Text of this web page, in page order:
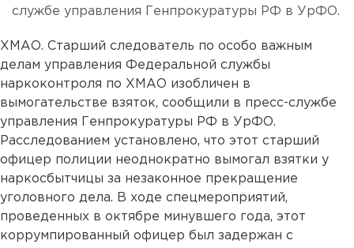
службе управления Генпрокуратуры РФ в УрФО.
ХМАО. Старший следователь по особо важным
делам управления Федеральной службы
наркоконтроля по ХМАО изобличен в
вымогательстве взяток, сообщили в пресс-службе
управления Генпрокуратуры РФ в УрФО.
Расследованием установлено, что этот старший
офицер полиции неоднократно вымогал взятки у
наркосбытчицы за незаконное прекращение
уголовного дела. В ходе спецмероприятий,
проведенных в октябре минувшего года, этот
коррумпированный офицер был задержан с